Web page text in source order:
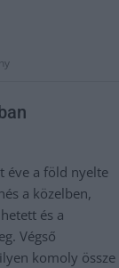
éve a föld nyelte
a közelben,
és a
Végső
komoly össze